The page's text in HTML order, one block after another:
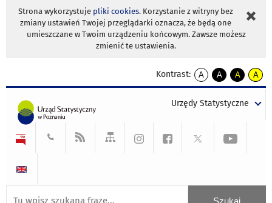
Strona wykorzystuje pliki cookies. Korzystanie z witryny bez
zmiany ustawień Twojej przeglądarki oznacza, że będą one
umieszczane w Twoim urządzeniu końcowym. Zawsze możesz
zmienić te ustawienia.
Kontrast:
A
kontrast
A
kontrast
tekst
czarnym
A
kontrast
tekst
czarnym
A
tekst
żółtym
Urzędy Statystyczne